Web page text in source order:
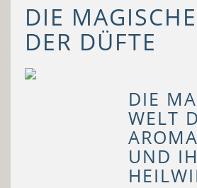
DIE
DER DÜFTE
DIE
WELT
UND